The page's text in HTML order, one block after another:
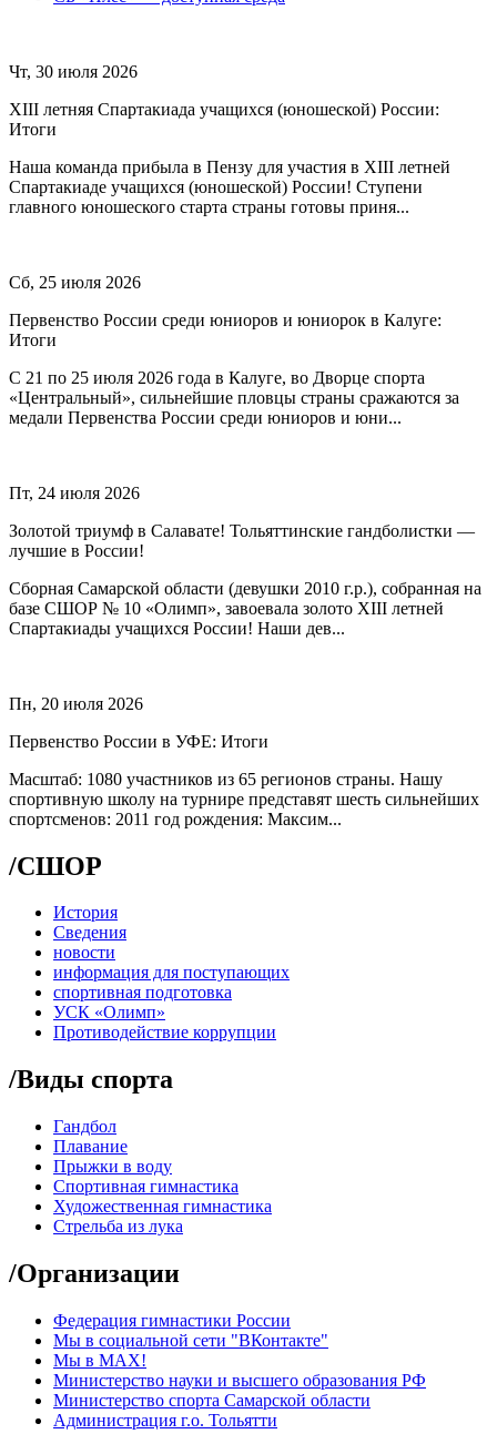
Чт, 30 июля 2026
XIII летняя Спартакиада учащихся (юношеской) России:
Итоги
Наша команда прибыла в Пензу для участия в XIII летней
Спартакиаде учащихся (юношеской) России! Ступени
главного юношеского старта страны готовы приня...
Сб, 25 июля 2026
Первенство России среди юниоров и юниорок в Калуге:
Итоги
С 21 по 25 июля 2026 года в Калуге, во Дворце спорта
«Центральный», сильнейшие пловцы страны сражаются за
медали Первенства России среди юниоров и юни...
Пт, 24 июля 2026
Золотой триумф в Салавате! Тольяттинские гандболистки —
лучшие в России!
Сборная Самарской области (девушки 2010 г.р.), собранная на
базе СШОР № 10 «Олимп», завоевала золото XIII летней
Спартакиады учащихся России! Наши дев...
Пн, 20 июля 2026
Первенство России в УФЕ: Итоги
Масштаб: 1080 участников из 65 регионов страны. Нашу
спортивную школу на турнире представят шесть сильнейших
спортсменов: 2011 год рождения: Максим...
/СШОР
История
Сведения
новости
информация для поступающих
спортивная подготовка
УСК «Олимп»
Противодействие коррупции
/Виды спорта
Гандбол
Плавание
Прыжки в воду
Спортивная гимнастика
Художественная гимнастика
Стрельба из лука
/Организации
Федерация гимнастики России
Мы в социальной сети "ВКонтакте"
Мы в МАХ!
Министерство науки и высшего образования РФ
Министерство спорта Самарской области
Администрация г.о. Тольятти